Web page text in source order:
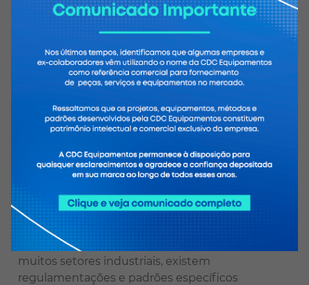
vazamentos ou danos ao equipamento.
Redução de custos: a manutenção preventiva
regular pode ajudar a evitar avarias inesperadas
nas centrífugas industriais. As falhas não
planejadas podem resultar em paralisações de
produção, custos de reparo urgentes e perda de
produtos. Ao realizar a manutenção programada,
realizar reparos menores e substituir peças
desgastadas antes que ocorram falhas graves.
Isso pode ajudar a reduzir os custos a longo prazo
associados à substituição de equipamentos ou à
paralisação da produção.
Conformidade com regulamentações: em
muitos setores industriais, existem
regulamentações e padrões específicos